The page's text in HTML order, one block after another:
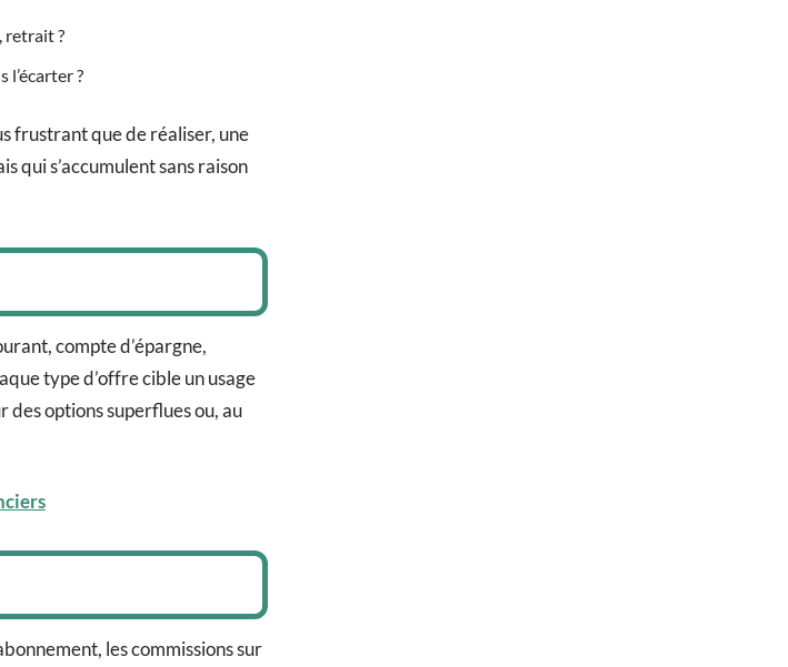
retrait ?
?
frustrant que de réaliser, une
qui s’accumulent sans raison
compte d’épargne,
type d’offre cible un usage
options superflues ou, au
les commissions sur